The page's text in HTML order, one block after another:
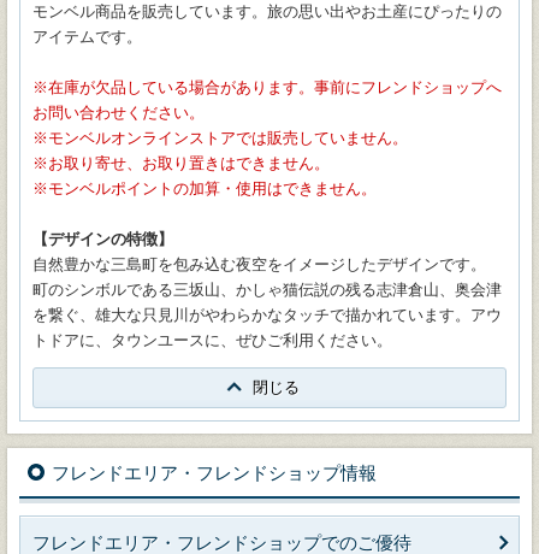
モンベル商品を販売しています。旅の思い出やお土産にぴったりの
アイテムです。
在庫が欠品している場合があります。事前にフレンドショップへ
お問い合わせください。
モンベルオンラインストアでは販売していません。
お取り寄せ、お取り置きはできません。
モンベルポイントの加算・使用はできません。
【デザインの特徴】
自然豊かな三島町を包み込む夜空をイメージしたデザインです。
町のシンボルである三坂山、かしゃ猫伝説の残る志津倉山、奥会津
を繋ぐ、雄大な只見川がやわらかなタッチで描かれています。アウ
トドアに、タウンユースに、ぜひご利用ください。
閉じる
フレンドエリア・フレンドショップ情報
フレンドエリア・フレンドショップでのご優待